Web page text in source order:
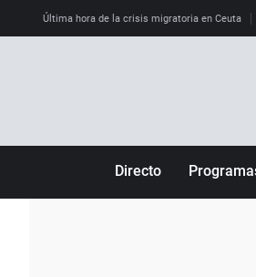
Última hora de la crisis migratoria en Ceuta
Directo